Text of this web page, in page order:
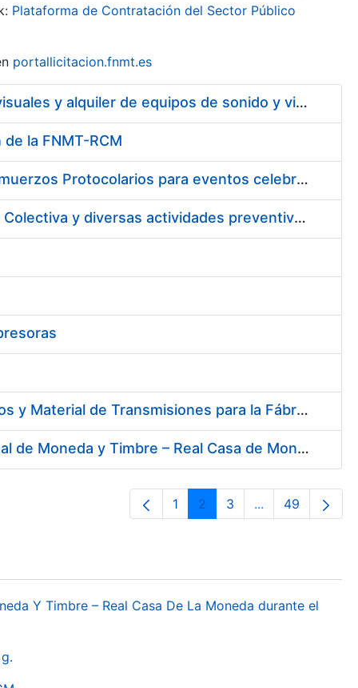
Plataforma de Contratación del Sector Público
portallicitacion.fnmt.es
Servicio de mantenimiento y asistencia técnica de equipos audiovisuales y alquiler de equipos de sonido y video y de interpretación simultánea en las instalaciones de la FNMT-RCM en Madrid
la FNMT-RCM
Suscripción de acuerdo marco para los Servicios de Catering y Almuerzos Protocolarios para eventos celebrados en la Real Casa de la Moneda – Fábrica Nacional de Moneda y Timbre
Contratación de los Servicios de Vigilancia de la Salud Individual y Colectiva y diversas actividades preventivas y sanitarias
Contratación de Acuerdo Marco para el Suministro de Rodamientos y Material de Transmisiones para la Fábrica Nacional de Moneda y Timbre – Real Casa de la Moneda
Contratación del Suministro de Gas Natural para la Fábrica Nacional de Moneda y Timbre – Real Casa de Moneda, en sus centros de trabajo de Madrid y Burgos
Pàgina
1 Pàgina
2 Pàgina
3 ...PàginesPàgina
49
Y Timbre – Real Casa De La Moneda durante el